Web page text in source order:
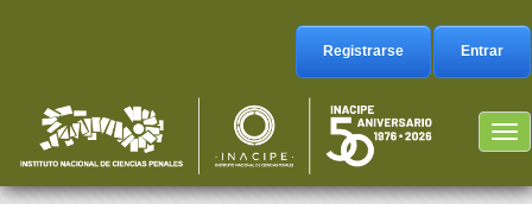
Barra
lateral
Registrarse Entrar